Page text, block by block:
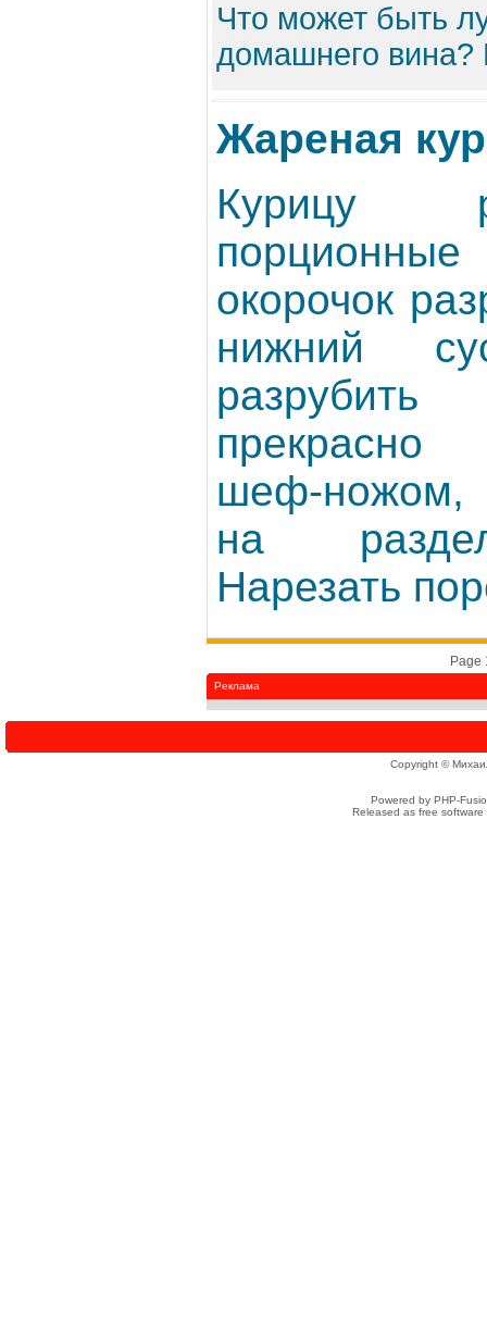
Что может быть
домашнего вина?
Жареная
Курицу
окорочок
нижний
разрубить
шеф-ножом,
на
Нарезать
Page
Реклама
Copyright ©
Powered by PHP-
Released as free